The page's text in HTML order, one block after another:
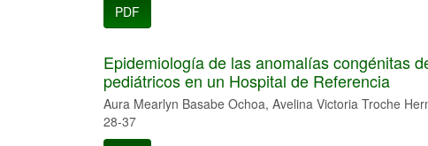
PDF
Epidemiología de las anomalías congénitas
pediátricos en un Hospital de Referencia
Aura Mearlyn Basabe Ochoa, Avelina Victoria Troche
28-37